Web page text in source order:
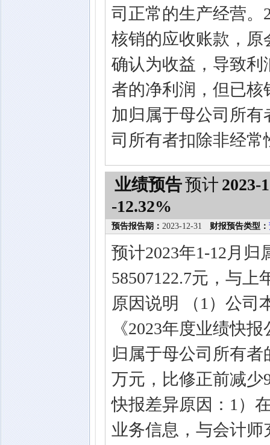
司正常的生产经营。
核销的应收账款，
确认为收益，导致
者的净利润，但已
加归属于母公司所
司所有者扣除非经常
业绩预告预计 2023-
-12.32%
预告报告期： 2023-12-31 财报预告类型：
预计2023年1-12月
58507122.7元，与
原因说明 （1）公司
《2023年度业绩快
归属于母公司所有者
万元，比修正前减少
快报差异原因：1）
业务信息，与会计师